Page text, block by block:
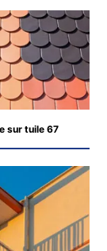
sur tuile 67